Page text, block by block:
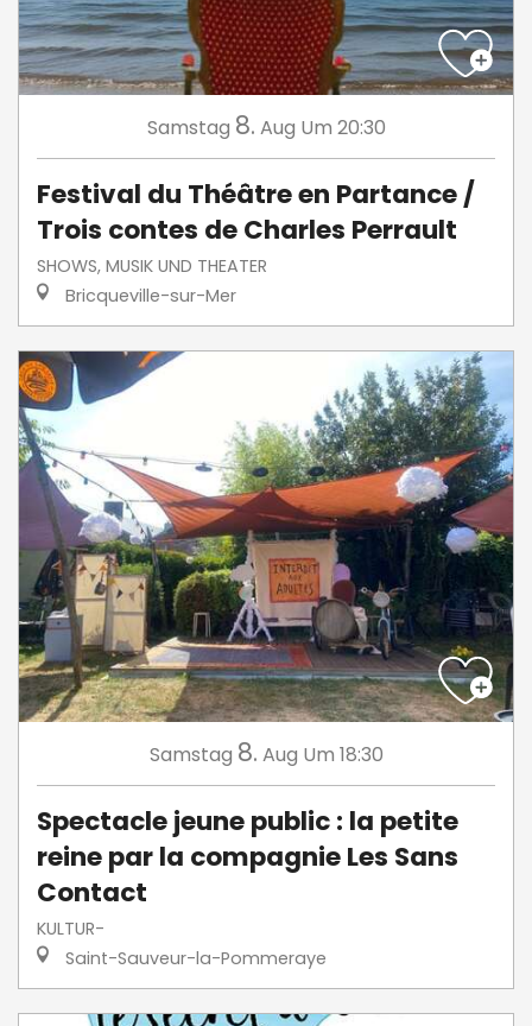
Samstag 8. Aug Um 20:30
Festival du Théâtre en Partance /
Trois contes de Charles Perrault
SHOWS, MUSIK UND THEATER
Bricqueville-sur-Mer
Samstag 8. Aug Um 18:30
Spectacle jeune public : la petite
reine par la compagnie Les Sans
Contact
KULTUR-
Saint-Sauveur-la-Pommeraye